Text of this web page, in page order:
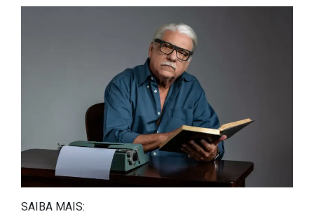
SAIBA MAIS: